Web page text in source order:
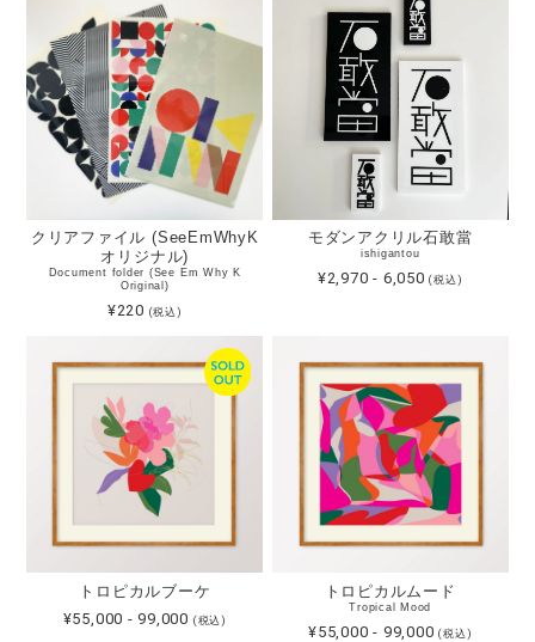
クリアファイル (SeeEmWhyK
オリジナル)
Document folder (See Em Why K
Original)
¥220 (税込)
モダンアクリル石敢當
ishigantou
¥2,970 - 6,050(税込)
トロピカルブーケ
¥55,000 - 99,000 (税込)
トロピカルムード
Tropical Mood
¥55,000 - 99,000(税込)